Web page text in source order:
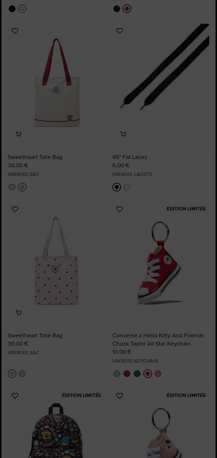
Ajouter
Sweetheart Tote Bag
30,00 €
UNISEXE SAC
Ajouter
45" Fat Laces
6,00 €
UNISEXE LACETS
Ajouter
Sweetheart Tote Bag
30,00 €
UNISEXE SAC
ÉDITION LIMITÉE
Ajouter
Converse x Hello Kitty And Friends
Chuck Taylor All Star Keychain
10,00 €
UNISEXE KEYCHAIN
ÉDITION LIMITÉE
Ajouter
ÉDITION LIMITÉE
Ajouter